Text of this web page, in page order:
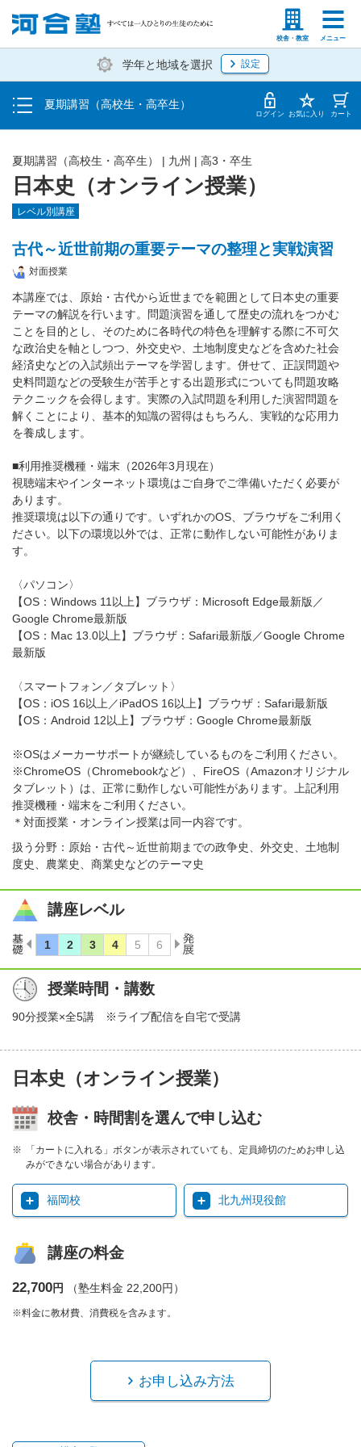
校舎・教室 メニュー
塾生の方 高等学校の先生
学年と地域を選択 設定
夏期講習（高校生・高卒生）
受講料・お申し込み方法
受講開始までの流れ
校舎・教室一覧 ログイン お気に入り カート
日本史（オンライン授業）
夏期講習（高校生・高卒生） | 九州 | 高3・卒生
レベル別講座
古代～近世前期の重要テーマの整理と実戦演習
対面授業
本講座では、原始・古代から近世までを範囲として日本史の重要
テーマの解説を行います。問題演習を通して歴史の流れをつかむ
ことを目的とし、そのために各時代の特色を理解する際に不可欠
な政治史を軸としつつ、外交史や、土地制度史などを含めた社会
経済史などの入試頻出テーマを学習します。併せて、正誤問題や
史料問題などの受験生が苦手とする出題形式についても問題攻略
テクニックを会得します。実際の入試問題を利用した演習問題を
解くことにより、基本的知識の習得はもちろん、実戦的な応用力
を養成します。
■利用推奨機種・端末（2026年3月現在）
視聴端末やインターネット環境はご自身でご準備いただく必要が
あります。
推奨環境は以下の通りです。いずれかのOS、ブラウザをご利用く
ださい。以下の環境以外では、正常に動作しない可能性がありま
す。
〈パソコン〉
【OS：Windows 11以上】ブラウザ：Microsoft Edge最新版／
Google Chrome最新版
【OS：Mac 13.0以上】ブラウザ：Safari最新版／Google Chrome
最新版
〈スマートフォン／タブレット〉
【OS：iOS 16以上／iPadOS 16以上】ブラウザ：Safari最新版
【OS：Android 12以上】ブラウザ：Google Chrome最新版
※OSはメーカーサポートが継続しているものをご利用ください。
※ChromeOS（Chromebookなど）、FireOS（Amazonオリジナル
タブレット）は、正常に動作しない可能性があります。上記利用
推奨機種・端末をご利用ください。
＊対面授業・オンライン授業は同一内容です。
扱う分野：原始・古代～近世前期までの政争史、外交史、土地制
度史、農業史、商業史などのテーマ史
講座レベル
授業時間・講数
90分授業×全5講 ※ライブ配信を自宅で受講
日本史（オンライン授業）
校舎・時間割を選んで申し込む
「カートに入れる」ボタンが表示されていても、定員締切のためお申し込
みができない場合があります。
福岡校 北九州現役館
講座の料金
22,700円 （塾生料金 22,200円）
※料金に教材費、消費税を含みます。
お申し込み方法